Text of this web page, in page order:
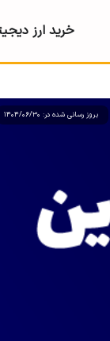
خرید ارز
بروز رسانی شده در: 1404/06/30